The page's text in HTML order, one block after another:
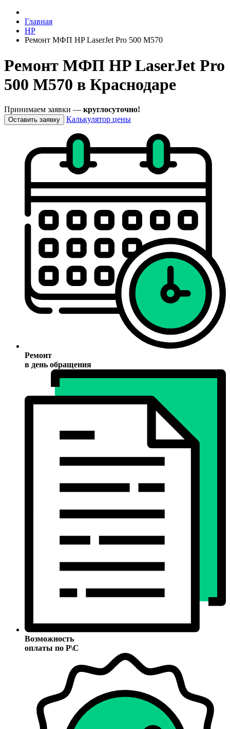
Главная
HP
Ремонт МФП HP LaserJet Pro 500 M570
Ремонт МФП HP LaserJet Pro
500 M570 в Краснодаре
Принимаем заявки — круглосуточно!
Оставить заявку Калькулятор цены
Ремонт
в день обращения
Возможность
оплаты по Р\С